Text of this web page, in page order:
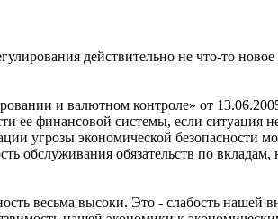
действительно не что-то
и валютном контроле» от
ее финансовой системы, если
угрозы экономической безопасности
обслуживания обязательств по
весьма высоки. Это - слабость нашей